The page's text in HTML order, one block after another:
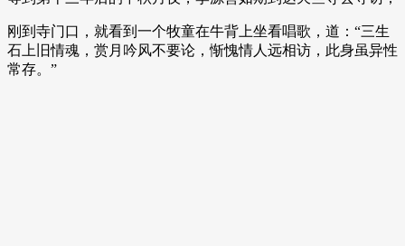
刚到寺门口，就看到一个牧童在牛背上坐看唱歌，道：“三生
石上旧情魂，赏月吟风不要论，惭愧情人远相访，此身虽异性
常存。”